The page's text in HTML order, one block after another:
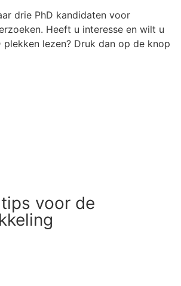
drie PhD kandidaten voor
Heeft u interesse en wilt u
plekken lezen? Druk dan op de knop
voor de